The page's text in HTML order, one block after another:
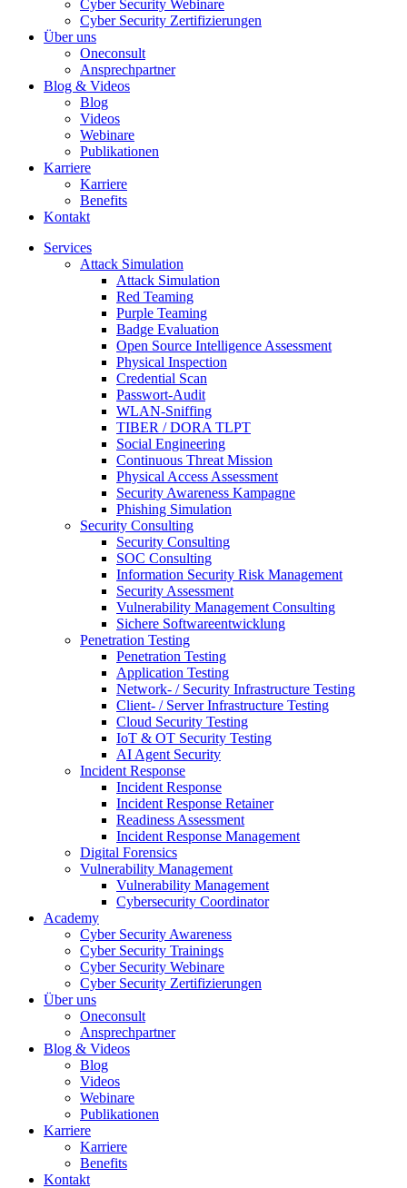
Cyber Security Webinare
Cyber Security Zertifizierungen
Über uns
Oneconsult
Ansprechpartner
Blog & Videos
Blog
Videos
Webinare
Publikationen
Karriere
Karriere
Benefits
Kontakt
Services
Attack Simulation
Attack Simulation
Red Teaming
Purple Teaming
Badge Evaluation
Open Source Intelligence Assessment
Physical Inspection
Credential Scan
Passwort-Audit
WLAN-Sniffing
TIBER / DORA TLPT
Social Engineering
Continuous Threat Mission
Physical Access Assessment
Security Awareness Kampagne
Phishing Simulation
Security Consulting
Security Consulting
SOC Consulting
Information Security Risk Management
Security Assessment
Vulnerability Management Consulting
Sichere Softwareentwicklung
Penetration Testing
Penetration Testing
Application Testing
Network- / Security Infrastructure Testing
Client- / Server Infrastructure Testing
Cloud Security Testing
IoT & OT Security Testing
AI Agent Security
Incident Response
Incident Response
Incident Response Retainer
Readiness Assessment
Incident Response Management
Digital Forensics
Vulnerability Management
Vulnerability Management
Cybersecurity Coordinator
Academy
Cyber Security Awareness
Cyber Security Trainings
Cyber Security Webinare
Cyber Security Zertifizierungen
Über uns
Oneconsult
Ansprechpartner
Blog & Videos
Blog
Videos
Webinare
Publikationen
Karriere
Karriere
Benefits
Kontakt